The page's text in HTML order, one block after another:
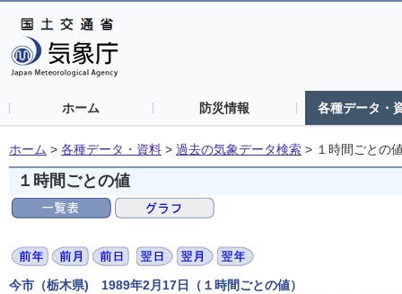
ホーム 防災情報 各種データ・
ホーム > 各種データ・資料 > 過去の気象データ検索 > １時間ごとの
１時間ごとの値
今市（栃木県) 1989年2月17日（１時間ごとの値）